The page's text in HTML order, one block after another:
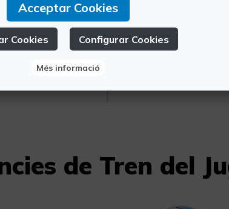
https://
de Tren del
Acceptar Cookies
Cookies Configurar Cookies
Més informació